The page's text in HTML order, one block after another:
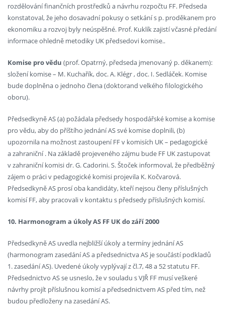
rozdělování finančních prostředků a návrhu rozpočtu FF. Předseda
konstatoval, že jeho dosavadní pokusy o setkání s p. proděkanem pro
ekonomiku a rozvoj byly neúspěšné. Prof. Kuklík zajistí včasné předání
informace ohledně metodiky UK předsedovi komise..
Komise pro vědu (prof. Opatrný, předseda jmenovaný p. děkanem):
složení komise – M. Kuchařík, doc. A. Klégr , doc. I. Sedláček. Komise
bude doplněna o jednoho člena (doktorand velkého filologického
oboru).
Předsedkyně AS (a) požádala předsedy hospodářské komise a komise
pro vědu, aby do příštího jednání AS své komise doplnili, (b)
upozornila na možnost zastoupení FF v komisích UK – pedagogické
a zahraniční . Na základě projeveného zájmu bude FF UK zastupovat
v zahraniční komisi dr. G. Cadorini. S. Štoček informoval, že předběžný
zájem o práci v pedagogické komisi projevila K. Kočvarová.
Předsedkyně AS prosí oba kandidáty, kteří nejsou členy příslušných
komisí FF, aby pracovali v kontaktu s předsedy příslušných komisí.
10. Harmonogram a úkoly AS FF UK do září 2000
Předsedkyně AS uvedla nejbližší úkoly a termíny jednání AS
(harmonogram zasedání AS a předsednictva AS je součástí podkladů
1. zasedání AS). Uvedené úkoly vyplývají z čl.7, 48 a 52 statutu FF.
Předsednictvo AS se usneslo, že v souladu s VJŘ FF musí veškeré
návrhy projít příslušnou komisí a předsednictvem AS před tím, než
budou předloženy na zasedání AS.